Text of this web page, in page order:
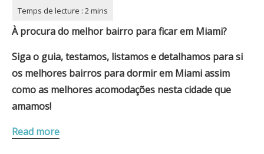
À procura do melhor bairro para ficar em Miami?
Siga o guia, testamos, listamos e detalhamos para si
os melhores bairros para dormir em Miami assim
como as melhores acomodações nesta cidade que
amamos!
Read more